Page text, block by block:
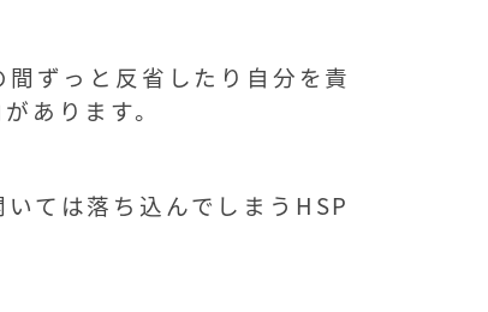
ずっと反省したり自分を責
あります。
ては落ち込んでしまうHSP